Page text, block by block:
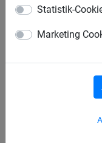
Statistik-
Marketing